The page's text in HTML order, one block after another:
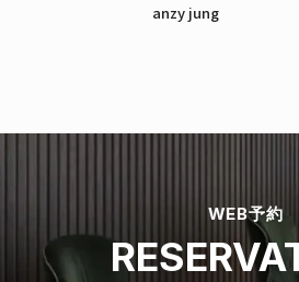
anzy jung
WEB予約